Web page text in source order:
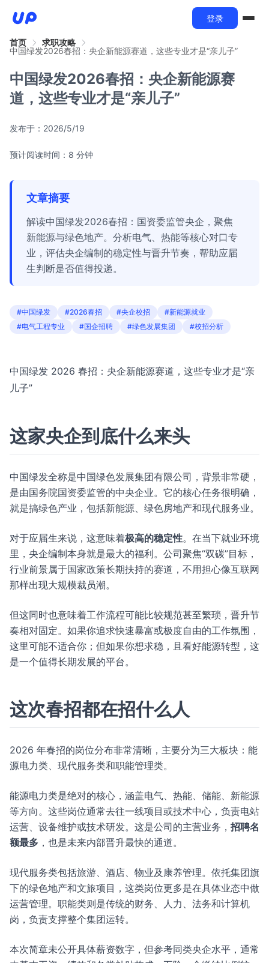
登录
首页
求职攻略
中国绿发2026春招：央企新能源赛道，这些专业才是“亲儿子”
中国绿发2026春招：央企新能源赛
道，这些专业才是“亲儿子”
发布于： 2026/5/19
预计阅读时间：8 分钟
文章摘要
解读中国绿发2026春招：国资委监管央企，聚焦
新能源与绿色地产。分析电气、热能等核心对口专
业，评估央企编制的稳定性与晋升节奏，帮助应届
生判断是否值得投递。
#中国绿发 #2026春招 #央企校招
#新能源就业
#电气工程专业
#国企招聘 #绿色发展集团 #校招分析
中国绿发 2026 春招：央企新能源赛道，这些专业才是“亲
儿子”
这家央企到底什么来头
中国绿发全称是中国绿色发展集团有限公司，背景非常硬，
是由国务院国资委监管的中央企业。它的核心任务很明确，
就是搞绿色产业，包括新能源、绿色房地产和现代服务业。
对于应届生来说，这意味着极高的稳定性。在当下就业环境
里，央企编制本身就是最大的福利。公司聚焦“双碳”目标，
行业前景属于国家政策长期扶持的赛道，不用担心像互联网
那样出现大规模裁员潮。
但这同时也意味着工作流程可能比较规范甚至繁琐，晋升节
奏相对固定。如果你追求快速暴富或极度自由的工作氛围，
这里可能不适合你；但如果你想求稳，且看好能源转型，这
是一个值得长期发展的平台。
这次春招都在招什么人
2026 年春招的岗位分布非常清晰，主要分为三大板块：能
源电力类、现代服务类和职能管理类。
能源电力类是绝对的核心，涵盖电气、热能、储能、新能源
等方向。这些岗位通常去往一线项目或技术中心，负责电站
运营、设备维护或技术研发。这是公司的主营业务， 招聘名
额最多 ，也是未来内部晋升最快的通道。
现代服务类包括旅游、酒店、物业及康养管理。依托集团旗
下的绿色地产和文旅项目，这类岗位更多是在具体业态中做
运营管理。职能类则是传统的财务、人力、法务和计算机
岗，负责支撑整个集团运转。
本次简章未公开具体薪资数字，但参考同类央企水平，通常